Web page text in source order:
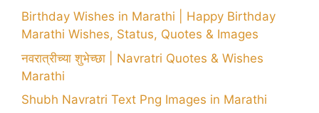
Birthday Wishes in Marathi | Happy Birthday
Marathi Wishes, Status, Quotes & Images
नवरात्रीच्या शुभेच्छा | Navratri Quotes & Wishes
Marathi
Shubh Navratri Text Png Images in Marathi